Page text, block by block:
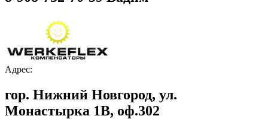
Адрес:
гор. Нижний Новгород, ул.
Монастырка 1В, оф.302